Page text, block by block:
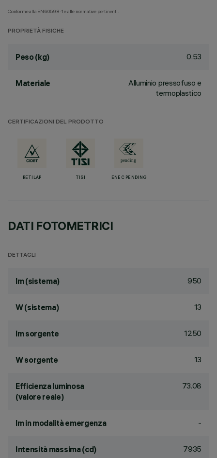
Conforme alla EN60598-1 e alle normative pertinenti.
PROPRIETÀ FISICHE
Peso (kg) 0.53
Materiale
Alluminio pressofuso e
termoplastico
CERTIFICAZIONI DEL PRODOTTO
RETILAP TISI ENEC PENDING
DATI FOTOMETRICI
DETTAGLI
lm (sistema) 950
W (sistema) 13
lm sorgente 1250
W sorgente 13
Efficienza luminosa
(valore reale)
73.08
lm in modalità emergenza -
Intensità massima (cd) 7935